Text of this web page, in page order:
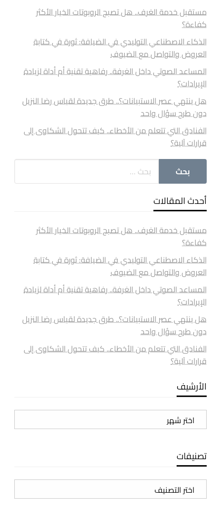
مستقبل خدمة الغرف.. هل تصبح الروبوتات الخيار الأكثر
كفاءة؟
الذكاء الاصطناعي التوليدي في الضيافة: ثورة في كتابة
العروض والتواصل مع الضيوف
المساعد الصوتي داخل الغرفة.. رفاهية تقنية أم أداة لزيادة
الإيرادات؟
هل ينتهي عصر الاستبيانات؟.. طرق جديدة لقياس رضا النزيل
دون طرح سؤال واحد
الفنادق التي تتعلم من الأخطاء.. كيف تتحول الشكاوى إلى
قرارات آلية؟
أحدث المقالات
مستقبل خدمة الغرف.. هل تصبح الروبوتات الخيار الأكثر
كفاءة؟
الذكاء الاصطناعي التوليدي في الضيافة: ثورة في كتابة
العروض والتواصل مع الضيوف
المساعد الصوتي داخل الغرفة.. رفاهية تقنية أم أداة لزيادة
الإيرادات؟
هل ينتهي عصر الاستبيانات؟.. طرق جديدة لقياس رضا النزيل
دون طرح سؤال واحد
الفنادق التي تتعلم من الأخطاء.. كيف تتحول الشكاوى إلى
قرارات آلية؟
الأرشيف
الأرشيف
تصنيفات
تصنيفات